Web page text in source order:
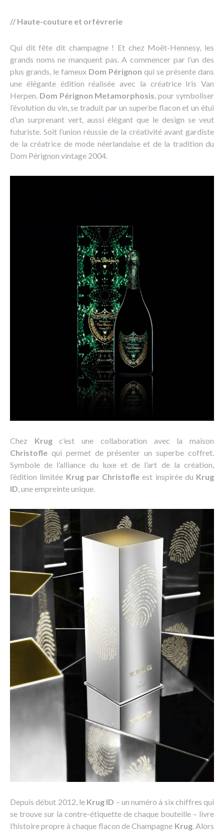
// Haute-couture et orfèvrerie
Qui dit fête dit champagne ! Et chez Moët-Hennesy, les
grands noms ne manquent pas. A commencer par l’un des
plus grands, le fameux Dom Pérignon qui se présente dans
une élégante édition réalisée avec la créatrice Iris Van
Herpen. Dom Pérignon Metamorphosis, pour symboliser
l’évolution du vin, se traduit par un superbe flacon et un étui
d’un surprenant vert, aussi élégant que le design se veut
futuriste. Soit l’union réussie de la créativité avant gardiste
de la créatrice de mode néerlandaise et de la tradition du
Dom Pérignon vintage 2004.
Chez Krugc’est une collaboration avec la maison
Christofle qui permet de présenter un superbe coffret.
Symbole de l’alliance du luxe et de l’art de la création,
l’édition limitée Krug par Christofle est inspirée du Krug
ID, une empreinte unique.
Depuis début 2012, le Krug ID – un numéro à six chiffres qui
se trouve sur la contre-étiquette de chaque bouteille – livre
l’histoire propre à chaque flacon de Champagne Krug. Alors